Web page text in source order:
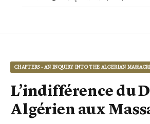
CHAPTERS - AN INQUIRY INTO THE ALGERIAN
L’indifférence du
Algérien aux